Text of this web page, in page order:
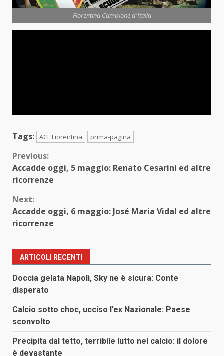
Fiorentina Campione d'Italia
Tags: ACF Fiorentina prima-pagina
Continue
Reading
Previous:
Accadde oggi, 5 maggio: Renato Cesarini ed altre
ricorrenze
Next:
Accadde oggi, 6 maggio: José Maria Vidal ed altre
ricorrenze
ARTICOLI RECENTI
Doccia gelata Napoli, Sky ne è sicura: Conte
disperato
Calcio sotto choc, ucciso l’ex Nazionale: Paese
sconvolto
Precipita dal tetto, terribile lutto nel calcio: il dolore
è devastante